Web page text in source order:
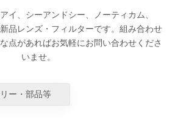
イ、シーアンドシー、ノーティカム、
品レンズ・フィルターです。組み合わせ
点があればお気軽にお問い合わせくださ
いませ。
ー・部品等